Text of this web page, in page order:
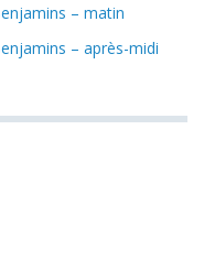
– matin
– après-midi